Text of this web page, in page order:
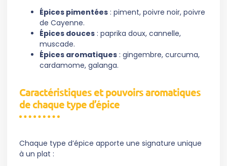
Épices pimentées : piment, poivre noir, poivre
de Cayenne.
Épices douces : paprika doux, cannelle,
muscade.
Épices aromatiques : gingembre, curcuma,
cardamome, galanga.
Caractéristiques et pouvoirs aromatiques
de chaque type d’épice
Chaque type d’épice apporte une signature unique
à un plat :